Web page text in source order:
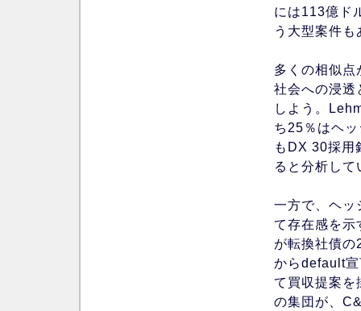
には113億ド
う大型案件も
多くの相似点
社会への浸透
しよう。
ち25％はヘ
もDX 30採用
ると分析して
一方で、ヘ
て存在感を
が転換社債
からdefault
て買収提案
の集団が、